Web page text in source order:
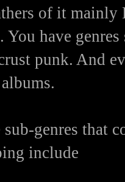
of it mainly
You have
punk. And
sub-genres that
include